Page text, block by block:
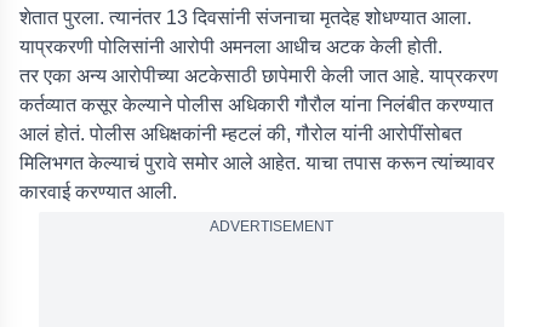
शेतात पुरला. त्यानंतर 13 दिवसांनी संजनाचा मृतदेह शोधण्यात आला.
याप्रकरणी पोलिसांनी आरोपी अमनला आधीच अटक केली होती.
तर एका अन्य आरोपीच्या अटकेसाठी छापेमारी केली जात आहे. याप्रकरण
कर्तव्यात कसूर केल्याने पोलीस अधिकारी गौरौल यांना निलंबीत करण्यात
आलं होतं. पोलीस अधिक्षकांनी म्हटलं की, गौरोल यांनी आरोपींसोबत
मिलिभगत केल्याचं पुरावे समोर आले आहेत. याचा तपास करून त्यांच्यावर
कारवाई करण्यात आली.
ADVERTISEMENT